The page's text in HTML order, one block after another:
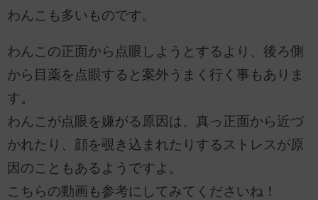
わんこも多いものです。
わんこの正面から点眼しようとするより、後ろ側
から目薬を点眼すると案外うまく行く事もありま
す。
わんこが点眼を嫌がる原因は、真っ正面から近づ
かれたり、顔を覗き込まれたりするストレスが原
因のこともあるようですよ。
こちらの動画も参考にしてみてくださいね！